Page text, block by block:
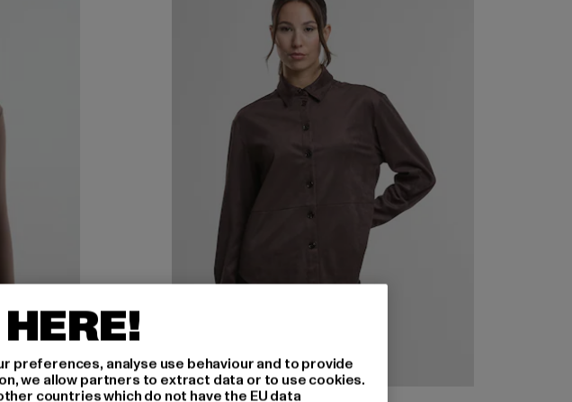
preferences, analyse use behaviour and to provide
we allow partners to extract data or to use cookies.
countries which do not have the EU data